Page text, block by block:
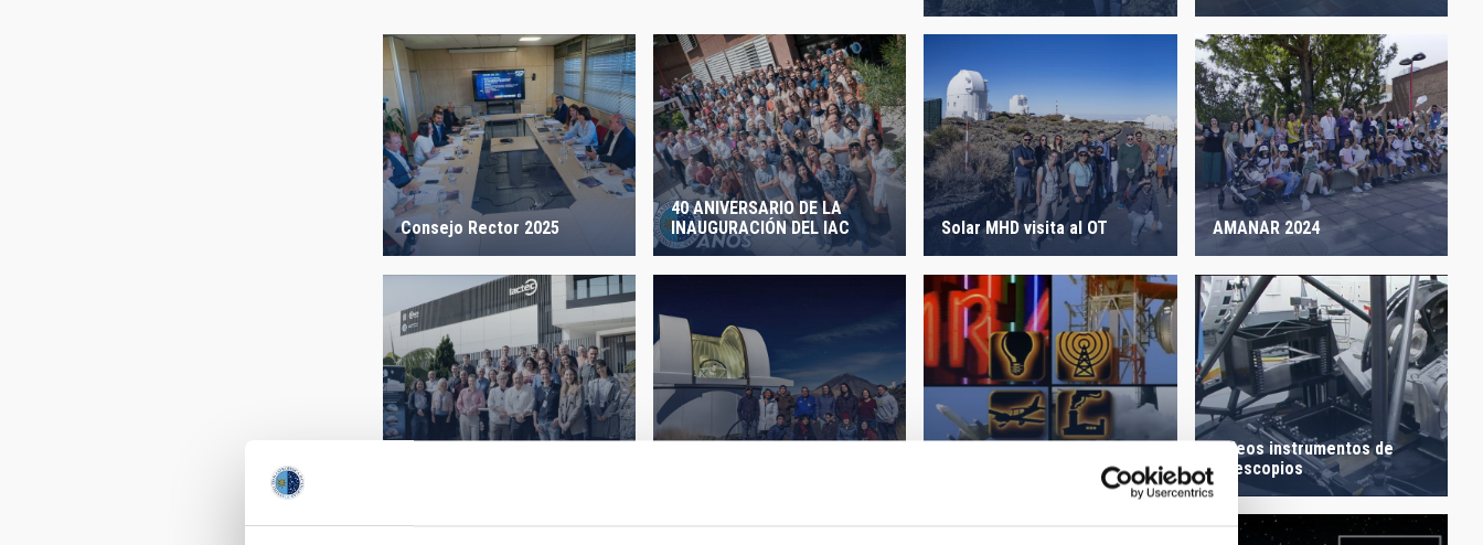
Consejo Rector 2025
40 ANIVERSARIO DE LA
INAUGURACIÓN DEL IAC
Solar MHD visita al OT AMANAR 2024
II Reunión Internacional de
Campamento de Astronomía
Vídeos promocionales
Videos instrumentos de
telescopios